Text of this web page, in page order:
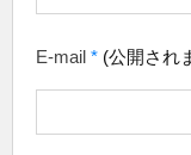
E-mail * (公開され